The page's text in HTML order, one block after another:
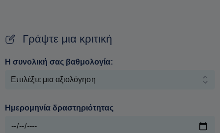
Γράψτε μια κριτική
Η συνολική σας βαθμολογία:
Ημερομηνία δραστηριότητας